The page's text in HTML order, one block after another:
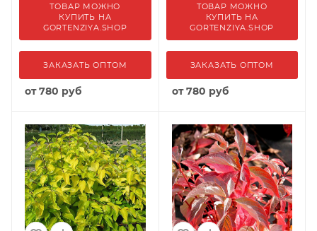
ТОВАР МОЖНО
КУПИТЬ НА
GORTENZIYA.SHOP
ЗАКАЗАТЬ ОПТОМ
от780 руб
ТОВАР МОЖНО
КУПИТЬ НА
GORTENZIYA.SHOP
ЗАКАЗАТЬ ОПТОМ
от780 руб